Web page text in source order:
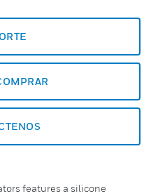
features a silicone